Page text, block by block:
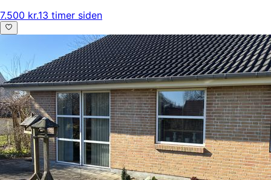
7.500 kr.13 timer siden